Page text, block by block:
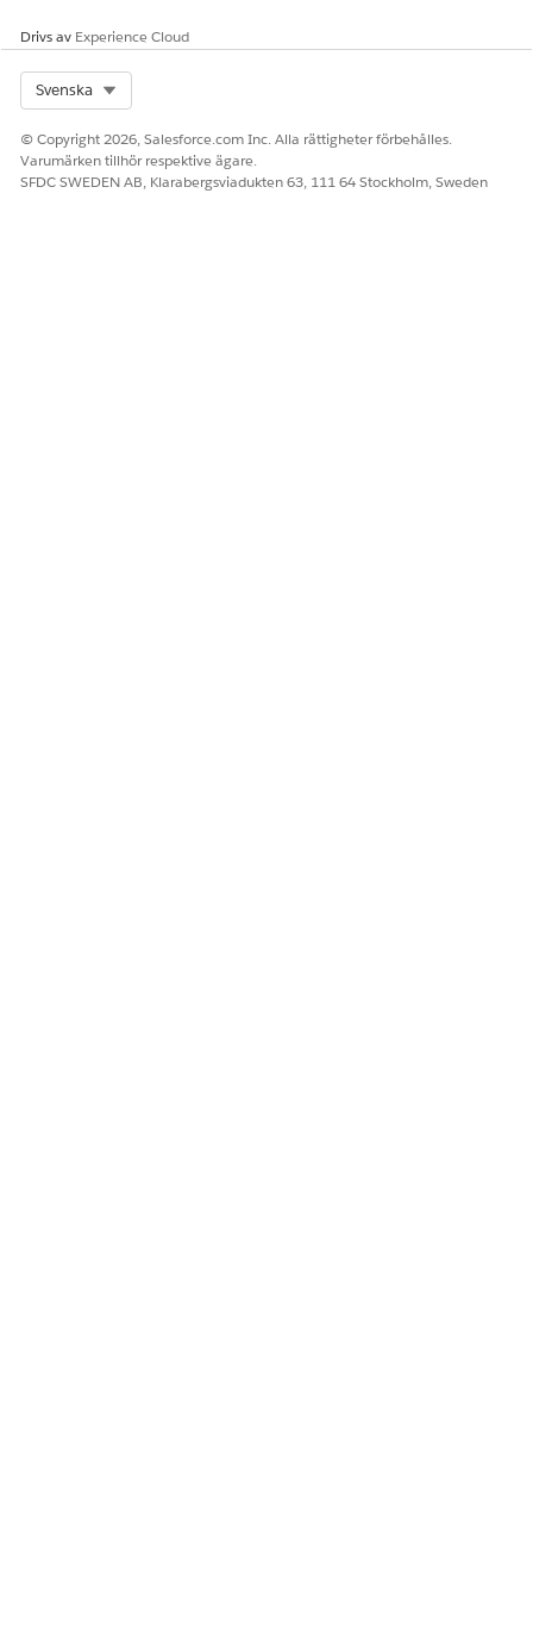
Granska tillgångshistoriken för att bekräfta att återföringen
till tillgången för en ny post med typen Ändra och undertypen
Återkalla. Kontrollera att denna post pekar mot den återförda
tillgångsåtgärden och att tillgångsläget matchar dess villkor
innan återbetalningstransaktionen.
Drivs av Experience Cloud
Svenska
© Copyright 2026, Salesforce.com Inc. Alla rättigheter förbehålles.
Varumärken tillhör respektive ägare.
SFDC SWEDEN AB, Klarabergsviadukten 63, 111 64 Stockholm, Sweden